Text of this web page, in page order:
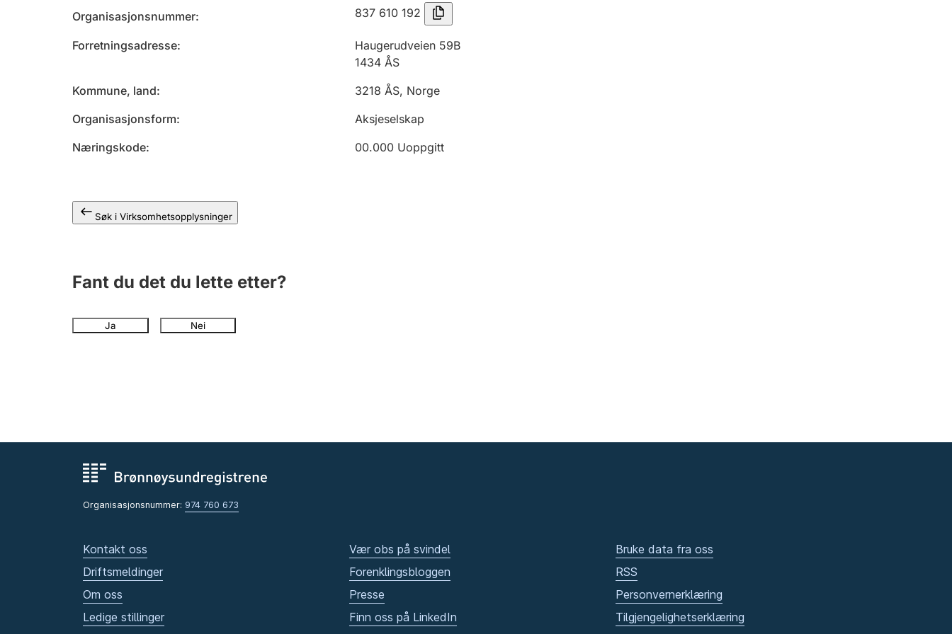
Organisasjonsnummer 837 610 192
Forretningsadresse
Haugerudveien 59B
1434 ÅS
Kommune, land
3218 ÅS, Norge
Organisasjonsform
Aksjeselskap
Næringskode
00.000 Uoppgitt
Søk i Virksomhetsopplysninger
Fant du det du lette etter?
Ja Nei
Organisasjonsnummer: 974 760 673
Kontakt oss
Driftsmeldinger
Om oss
Ledige stillinger
Vær obs på svindel
Forenklingsbloggen
Presse
Finn oss på LinkedIn
Bruke data fra oss
RSS
Personvernerklæring
Tilgjengelighetserklæring